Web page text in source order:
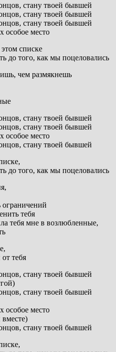
стану твоей бывшей
стану твоей бывшей
стану твоей бывшей
особое место
списке
до того, как мы поцеловались
чем размякнешь
стану твоей бывшей
стану твоей бывшей
особое место
стану твоей бывшей
до того, как мы поцеловались
тебя
тебя мне в возлюбленные,
тебя
стану твоей бывшей
стану твоей бывшей
особое место
стану твоей бывшей